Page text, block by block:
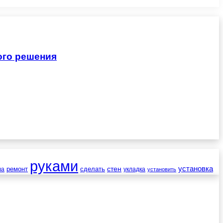
решения
ремонт руками сделать стен укладка установить установка